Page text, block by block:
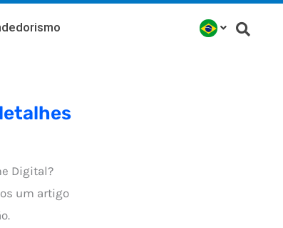
Digital?
um artigo